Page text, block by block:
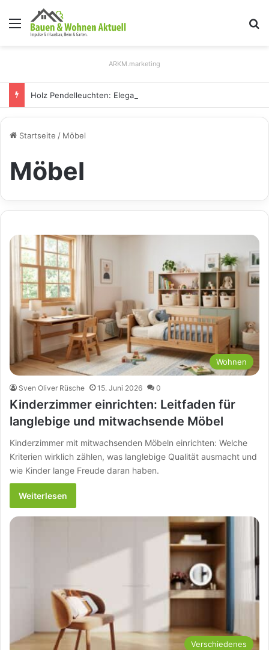
Menü
ARKM.marketing
Startseite / Möbel
Möbel
Wohnen
Sven Oliver Rüsche 15. Juni 2026 0
Kinderzimmer einrichten: Leitfaden für
langlebige und mitwachsende Möbel
Kinderzimmer mit mitwachsenden Möbeln einrichten: Welche
Kriterien wirklich zählen, was langlebige Qualität ausmacht und
wie Kinder lange Freude daran haben.
Weiterlesen
Verschiedenes